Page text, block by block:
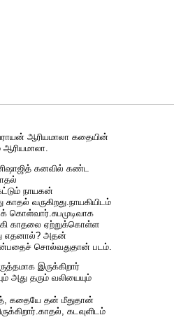
ஆரியமாலா கதையின்
கனவில் கண்ட
நாயகன்
வருகிறது.நாயகியிடம்
கொள்வார்.சுபமுடிவாக
காதலை ஏற்றுக்கொள்ள
எதனால்? அதன்
சொல்வதுதான் படம்.
இருக்கிறார்
அது தரும் வலியையும்
கதையே தன் மீதுதான்
கடவுளிடம்